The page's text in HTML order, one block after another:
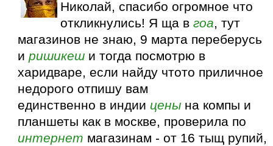
Николай, спасибо огромное что
откликнулись! Я ща вгоа, тут
магазинов не знаю, 9 марта переберусь
иришикеш и тогда посмотрю в
харидваре, если найду чтото приличное
недорого отпишу вам
единственно в индии цены на компы и
планшеты как в москве, проверила по
интернет магазинам - от 16 тыщ рупий,